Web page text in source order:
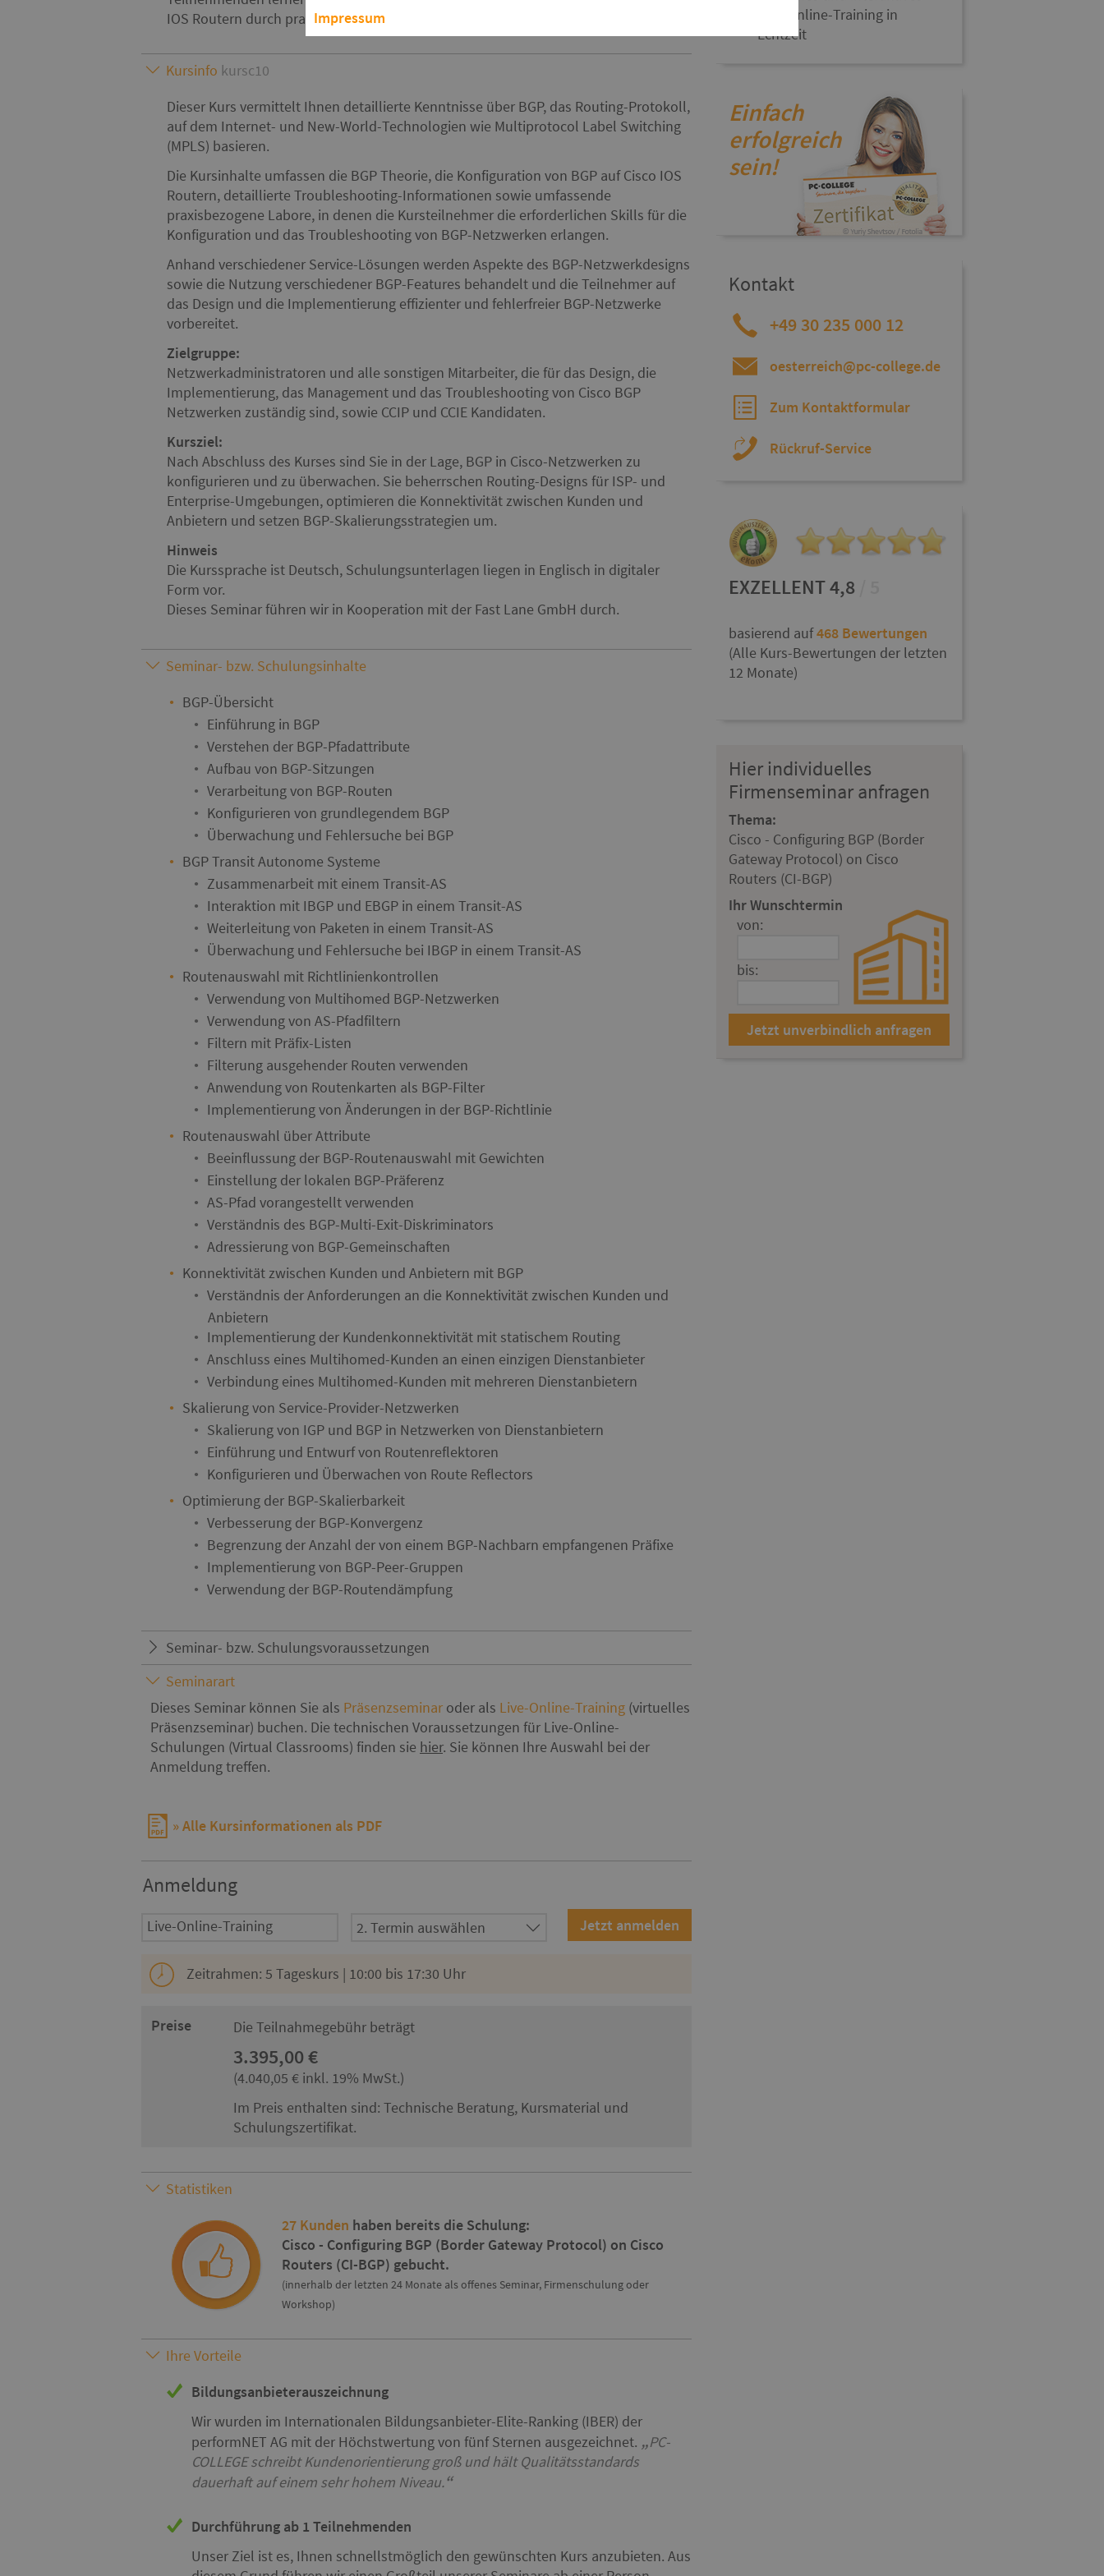
IOS Routern durch praxisorientierte Übungen.
Kursinfo kursc10
Dieser Kurs vermittelt Ihnen detaillierte Kenntnisse über BGP, das Routing-Protokoll,
auf dem Internet- und New-World-Technologien wie Multiprotocol Label Switching
(MPLS) basieren.
Die Kursinhalte umfassen die BGP Theorie, die Konfiguration von BGP auf Cisco IOS
Routern, detaillierte Troubleshooting-Informationen sowie umfassende
praxisbezogene Labore, in denen die Kursteilnehmer die erforderlichen Skills für die
Konfiguration und das Troubleshooting von BGP-Netzwerken erlangen.
Anhand verschiedener Service-Lösungen werden Aspekte des BGP-Netzwerkdesigns
sowie die Nutzung verschiedener BGP-Features behandelt und die Teilnehmer auf
das Design und die Implementierung effizienter und fehlerfreier BGP-Netzwerke
vorbereitet.
Zielgruppe:
Netzwerkadministratoren und alle sonstigen Mitarbeiter, die für das Design, die
Implementierung, das Management und das Troubleshooting von Cisco BGP
Netzwerken zuständig sind, sowie CCIP und CCIE Kandidaten.
Kursziel:
Nach Abschluss des Kurses sind Sie in der Lage, BGP in Cisco-Netzwerken zu
konfigurieren und zu überwachen. Sie beherrschen Routing-Designs für ISP- und
Enterprise-Umgebungen, optimieren die Konnektivität zwischen Kunden und
Anbietern und setzen BGP-Skalierungsstrategien um.
Hinweis
Die Kurssprache ist Deutsch, Schulungsunterlagen liegen in Englisch in digitaler
Form vor.
Seminar- bzw. Schulungsinhalte
BGP-Übersicht
Einführung in BGP
Verstehen der BGP-Pfadattribute
Aufbau von BGP-Sitzungen
Verarbeitung von BGP-Routen
Konfigurieren von grundlegendem BGP
Überwachung und Fehlersuche bei BGP
BGP Transit Autonome Systeme
Zusammenarbeit mit einem Transit-AS
Interaktion mit IBGP und EBGP in einem Transit-AS
Weiterleitung von Paketen in einem Transit-AS
Überwachung und Fehlersuche bei IBGP in einem Transit-AS
Routenauswahl mit Richtlinienkontrollen
Verwendung von Multihomed BGP-Netzwerken
Verwendung von AS-Pfadfiltern
Filtern mit Präfix-Listen
Filterung ausgehender Routen verwenden
Anwendung von Routenkarten als BGP-Filter
Implementierung von Änderungen in der BGP-Richtlinie
Routenauswahl über Attribute
Beeinflussung der BGP-Routenauswahl mit Gewichten
Einstellung der lokalen BGP-Präferenz
AS-Pfad vorangestellt verwenden
Verständnis des BGP-Multi-Exit-Diskriminators
Adressierung von BGP-Gemeinschaften
Konnektivität zwischen Kunden und Anbietern mit BGP
Verständnis der Anforderungen an die Konnektivität zwischen Kunden und
Anbietern
Implementierung der Kundenkonnektivität mit statischem Routing
Anschluss eines Multihomed-Kunden an einen einzigen Dienstanbieter
Verbindung eines Multihomed-Kunden mit mehreren Dienstanbietern
Skalierung von Service-Provider-Netzwerken
Skalierung von IGP und BGP in Netzwerken von Dienstanbietern
Einführung und Entwurf von Routenreflektoren
Konfigurieren und Überwachen von Route Reflectors
Optimierung der BGP-Skalierbarkeit
Verbesserung der BGP-Konvergenz
Begrenzung der Anzahl der von einem BGP-Nachbarn empfangenen Präfixe
Implementierung von BGP-Peer-Gruppen
Verwendung der BGP-Routendämpfung
Seminar- bzw. Schulungsvoraussetzungen
Seminarart
Dieses Seminar können Sie als Präsenzseminar oder als Live-Online-Training (virtuelles
Präsenzseminar) buchen. Die technischen Voraussetzungen für Live-Online-
Schulungen (Virtual Classrooms) finden sie hier. Sie können Ihre Auswahl bei der
Anmeldung treffen.
Alle Kursinformationen als PDF
Anmeldung
Live-Online-Training
Zeitrahmen: 5 Tageskurs | 10:00 bis 17:30 Uhr
Preise Die Teilnahmegebühr beträgt
3.395,00 €
(4.040,05 € inkl. 19% MwSt.)
Im Preis enthalten sind: Technische Beratung, Kursmaterial und
Schulungszertifikat.
Statistiken
27 Kunden haben bereits die Schulung:
Cisco - Configuring BGP (Border Gateway Protocol) on Cisco
Routers (CI-BGP) gebucht.
(innerhalb der letzten 24 Monate als offenes Seminar, Firmenschulung oder
Workshop)
Ihre Vorteile
Bildungsanbieterauszeichnung
Wir wurden im Internationalen Bildungsanbieter-Elite-Ranking (IBER) der
performNET AG mit der Höchstwertung von fünf Sternen ausgezeichnet.
PC-
COLLEGE schreibt Kundenorientierung groß und hält Qualitätsstandards
dauerhaft auf einem sehr hohem Niveau.
Durchführung ab 1 Teilnehmenden
Unser Ziel ist es, Ihnen schnellstmöglich den gewünschten Kurs anzubieten. Aus
Live-Online-Training in
Echtzeit
Einfach
erfolgreich
sein!
Kontakt
+49 30 235 000 12
oesterreich@pc-college.de
Zum Kontaktformular
Rückruf-Service
EXZELLENT 4,8
basierend auf468 Bewertungen
(Alle Kurs-Bewertungen der letzten
12 Monate)
Hier individuelles
Firmenseminar anfragen
Thema:
Cisco - Configuring BGP (Border
Gateway Protocol) on Cisco
Routers (CI-BGP)
Ihr Wunschtermin
von:
bis:
Impressum